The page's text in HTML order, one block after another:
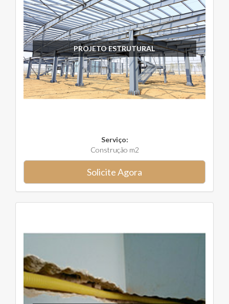
PROJETO ESTRUTURAL
Serviço:
Construção m2
Solicite Agora